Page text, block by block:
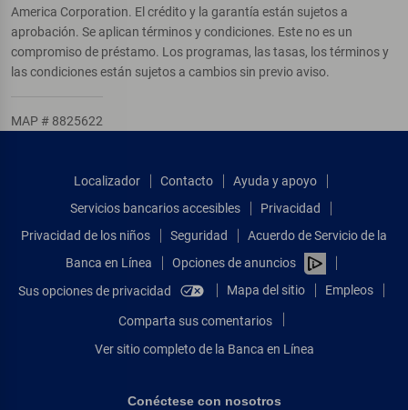
America Corporation. El crédito y la garantía están sujetos a
aprobación. Se aplican términos y condiciones. Este no es un
compromiso de préstamo. Los programas, las tasas, los términos y
las condiciones están sujetos a cambios sin previo aviso.
MAP # 8825622
Localizador Contacto
Ayuda y apoyo
Servicios bancarios accesibles
Privacidad
Privacidad de los niños
Seguridad
Acuerdo de Servicio de la
Banca en Línea
Opciones de anuncios
Sus opciones de privacidad
Mapa del sitio Empleos
Comparta sus comentarios
Ver sitio completo de la Banca en Línea
Conéctese con nosotros